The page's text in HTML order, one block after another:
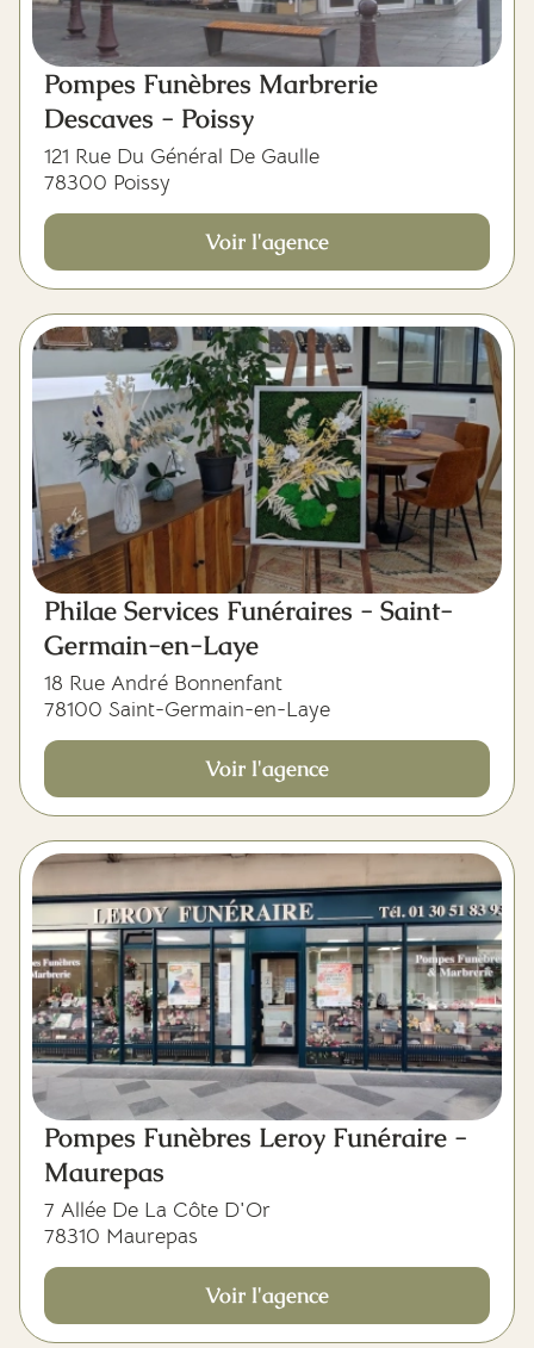
Pompes Funèbres Marbrerie
Descaves - Poissy
121 Rue Du Général De Gaulle
78300 Poissy
Voir l'agence
Philae Services Funéraires - Saint-
Germain-en-Laye
18 Rue André Bonnenfant
78100 Saint-Germain-en-Laye
Voir l'agence
Pompes Funèbres Leroy Funéraire -
Maurepas
7 Allée De La Côte D'Or
78310 Maurepas
Voir l'agence